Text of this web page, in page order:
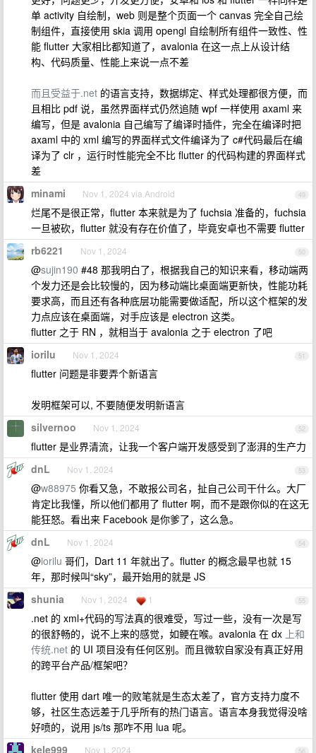
单 activity 自绘制，web 则是整个页面一个 canvas 完全自己绘
制组件，直接使用 skia 调用 opengl 自绘制所有组件一致性、性
能 flutter 大家相比都知道了，avalonia 在这一点上从设计结
构、代码质量、性能上来说一点不差
而且受益于.net 的语言支持，数据绑定、样式处理都很方便，而
且相比 pdf 说，虽然界面样式仍然追随 wpf 一样使用 axaml 来
编写，但是 avalonia 自己编写了编译时插件，完全在编译时把
axaml 中的 xml 编写的界面样式文件编译为了 c#代码最后在编
译为了 clr ，运行时性能完全不比 flutter 的代码构建的界面样式
差
49
minami Nov 1, 2024 via Android
烂尾不是很正常，flutter 本来就是为了 fuchsia 准备的，fuchsia
一旦被砍，flutter 就没有存在价值了，毕竟安卓也不需要 flutter
50
rb6221 Nov 1, 2024
@sujin190 #48 那我明白了，根据我自己的知识来看，移动端两
个发力还是会比较慢的，因为移动端比桌面端更新快，性能功耗
要求高，而且还有各种底层功能需要做适配，所以这个框架的发
力点应该在桌面端，对手应该是 electron 这类。
flutter 之于 RN ，就相当于 avalonia 之于 electron 了吧
51
iorilu Nov 1, 2024
flutter 问题是非要弄个新语言
发明框架可以, 不要随便发明新语言
52
silvernoo Nov 1, 2024
flutter 是业界清流，让我一个客户端开发感受到了澎湃的生产力
53
dnL Nov 1, 2024
@w88975 你看又急，不敢报公司名，扯自己公司干什么。大厂
肯定比我懂，所以他们都用了 flutter 啊，而不是跟你似的在这无
能狂怒。看出来 Facebook 是你爹了，这么急。
54
dnL Nov 1, 2024
@iorilu 哥们，Dart 11 年就出了。flutter 的概念最早也就 15
年，那时候叫“sky”，最开始用的就是 JS
55
shunia Nov 1, 2024 1
.net 的 xml+代码的写法真的很难受，写过一些，没有一次是写
的很舒畅的，说不上来的感觉，如鲠在喉。avalonia 在 dx 上和
传统.net 的 UI 项目没有任何区别。而且微软自家没有真正好用
的跨平台产品/框架吧？
flutter 使用 dart 唯一的败笔就是生态太差了，官方支持力度不
够，社区生态远差于几乎所有的热门语言。语言本身我觉得没啥
好喷的，说用 js/ts 那咋不用 lua 呢。
kele999 Nov 1, 2024